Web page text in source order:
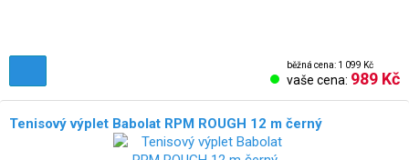
běžná cena: 1 099 Kč
vaše cena: 989 Kč
Tenisový výplet Babolat RPM ROUGH 12 m černý